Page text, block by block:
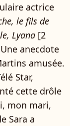
actrice
le fils de
Lyana [2
Une anecdote
amusée.
Star,
cette drôle
mon mari,
Sara a